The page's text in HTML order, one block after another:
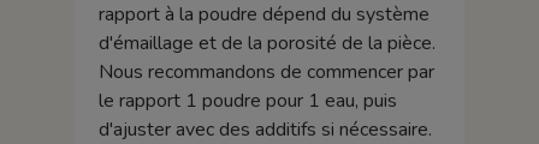
rapport à la poudre dépend du système
d'émaillage et de la porosité de la pièce.
Nous recommandons de commencer par
le rapport 1 poudre pour 1 eau, puis
d'ajuster avec des additifs si nécessaire.